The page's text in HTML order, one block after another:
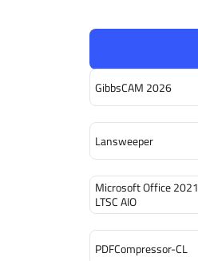
GibbsCAM 2026
Lansweeper
Microsoft Office 2021
LTSC AIO
PDFCompressor-CL